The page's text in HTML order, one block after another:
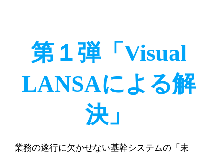
第１弾「Visual
LANSAによる解
決」
業務の遂行に欠かせない基幹システムの「未